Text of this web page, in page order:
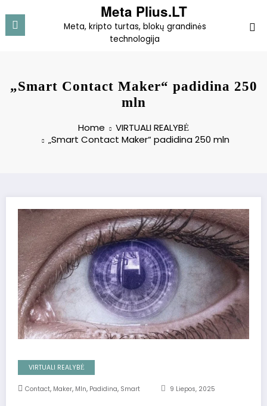
to
content
Meta Plius.LT
Meta, kripto turtas, blokų grandinės
technologija
„Smart Contact Maker“ padidina 250
mln
Home
VIRTUALI REALYBĖ
„Smart Contact Maker“ padidina 250 mln
VIRTUALI REALYBĖ
Contact, Maker, Mln, Padidina, Smart 9 Liepos, 2025